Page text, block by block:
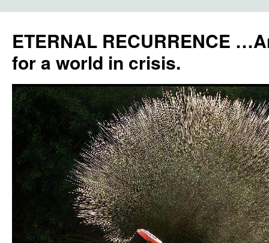
ETERNAL RECURRENCE
for a world in crisis.